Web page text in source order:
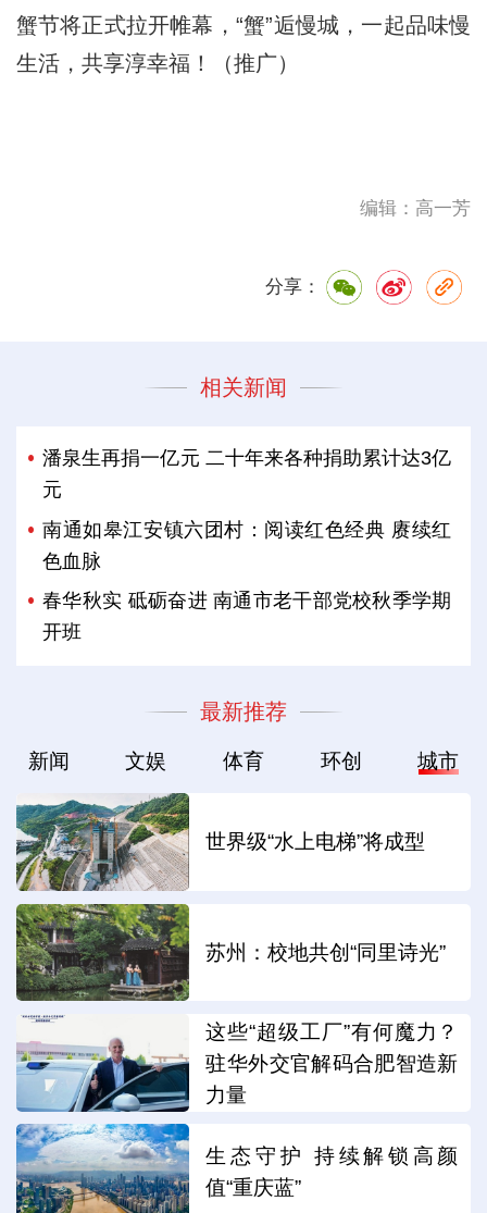
蟹节将正式拉开帷幕，“蟹”逅慢城，一起品味慢
生活，共享淳幸福！（推广）
编辑：高一芳
分享：
相关新闻
潘泉生再捐一亿元 二十年来各种捐助累计达3亿
元
南通如皋江安镇六团村：阅读红色经典 赓续红
色血脉
春华秋实 砥砺奋进 南通市老干部党校秋季学期
开班
最新推荐
新闻 文娱 体育 环创 城市
世界级“水上电梯”将成型
苏州：校地共创“同里诗光”
这些“超级工厂”有何魔力？
驻华外交官解码合肥智造新
力量
生态守护 持续解锁高颜
值“重庆蓝”